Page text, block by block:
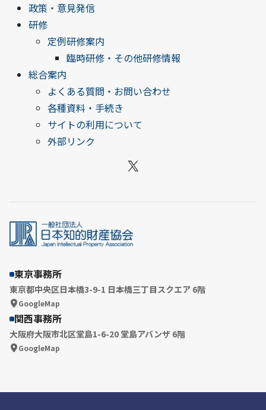
政策・意見発信
研修
定例研修案内
臨時研修・その他研修情報
総合案内
よくある質問・お問い合わせ
各種資料・手続き
サイトの利用について
外部リンク
X
東京事務所
東京都中央区日本橋3-9-1 日本橋三丁目スクエア 6階
GoogleMap
関西事務所
大阪府大阪市北区堂島1-6-20 堂島アバンザ 6階
GoogleMap